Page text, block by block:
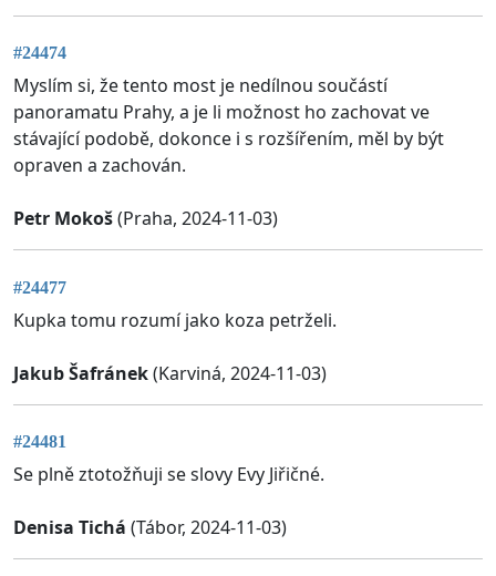
#24474
Myslím si, že tento most je nedílnou součástí
panoramatu Prahy, a je li možnost ho zachovat ve
stávající podobě, dokonce i s rozšířením, měl by být
opraven a zachován.
Petr Mokoš(Praha, 2024-11-03)
#24477
Kupka tomu rozumí jako koza petrželi.
Jakub Šafránek(Karviná, 2024-11-03)
#24481
Se plně ztotožňuji se slovy Evy Jiřičné.
Denisa Tichá (Tábor, 2024-11-03)